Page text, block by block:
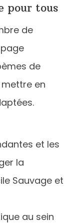
pour tous
de
de
en
et les
la
Sauvage et
au sein